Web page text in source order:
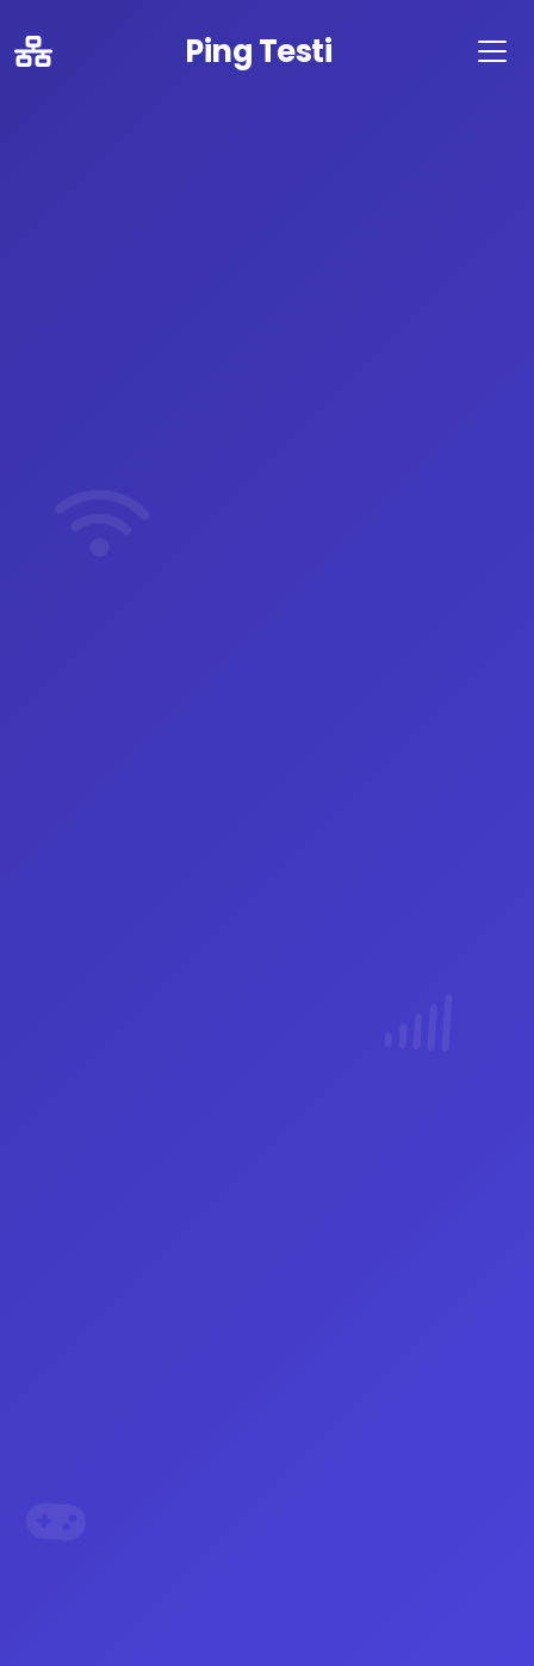
Ping Testi